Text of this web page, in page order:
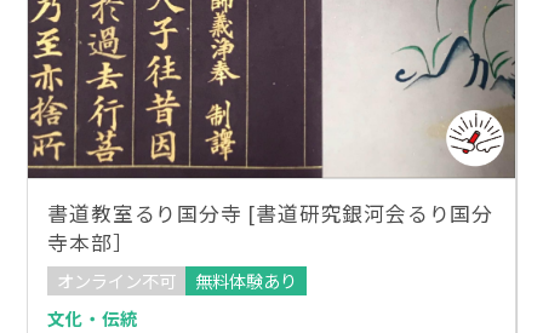
書道教室るり国分寺 [書道研究銀河会るり国分
寺本部］
オンライン不可
無料体験あり
文化・伝統